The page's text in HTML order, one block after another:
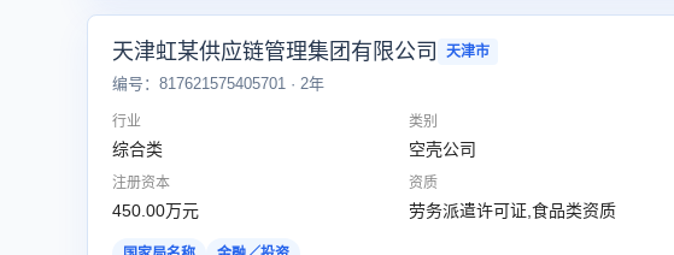
天津虹某供应链管理集团有限公司 天津市
编号：817621575405701 · 2年
行业
综合类
类别
空壳公司
注册资本
450.00万元
资质
劳务派遣许可证,食品类资质